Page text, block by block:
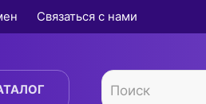
Связаться с нами